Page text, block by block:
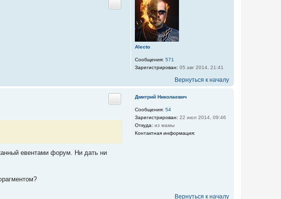
Alecto
Сообщения: 571
Зарегистрирован: 05 авг 2014, 21:41
Цитата
Вернуться к началу
Дмитрий Николаевич
Сообщения: 54
Зарегистрирован: 22 июл 2014, 09:46
Откуда: из мамы
Контактная информация:
Цитата
евентами форум. Ни дать ни
Вернуться к началу